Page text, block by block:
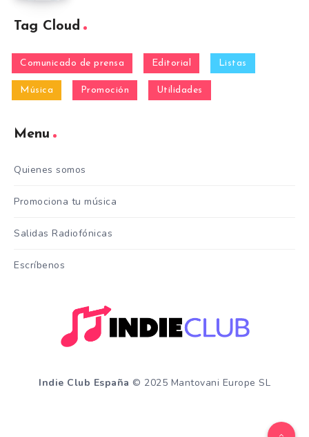
Tag Cloud
Comunicado de prensa Editorial Listas
Música Promoción Utilidades
Menu
Quienes somos
Promociona tu música
Salidas Radiofónicas
Escríbenos
Indie Club España © 2025 Mantovani Europe SL